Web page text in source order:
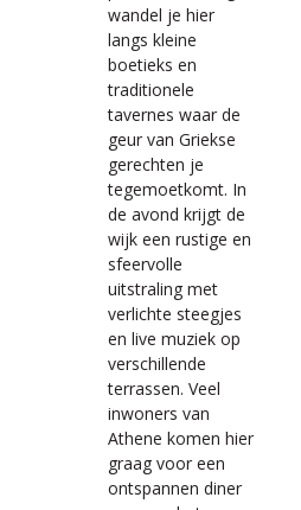
wandel je hier
langs kleine
boetieks en
traditionele
tavernes waar de
geur van Griekse
gerechten je
tegemoetkomt. In
de avond krijgt de
wijk een rustige en
sfeervolle
uitstraling met
verlichte steegjes
en live muziek op
verschillende
terrassen. Veel
inwoners van
Athene komen hier
graag voor een
ontspannen diner